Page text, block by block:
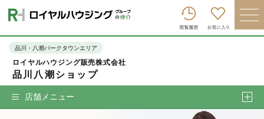
品川・八潮パークタウンエリア
ロイヤルハウジング販売株式会社
品川八潮ショップ
店舗メニュー
ロイヤルハウジンググループトップへ
買いたい
売りたい
借りたい
貸したい